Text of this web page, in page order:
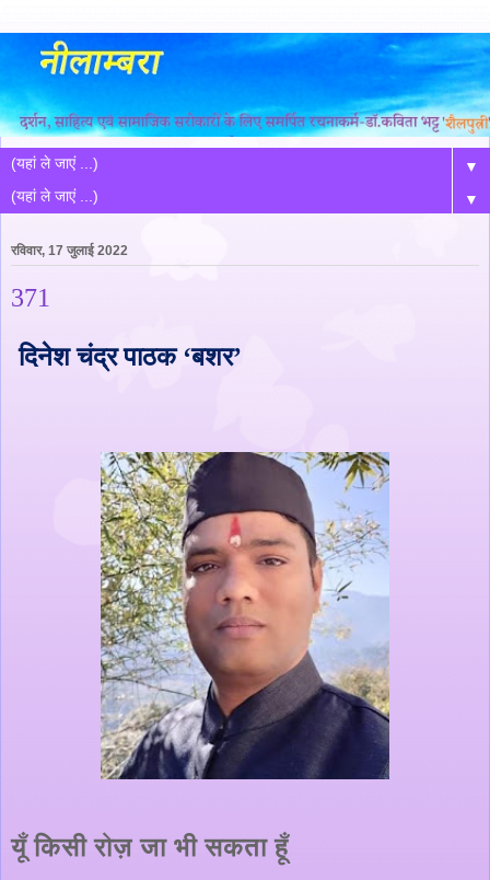
▼
▼
रविवार, 17 जुलाई 2022
371
दिनेश चंद्र पाठक ‘बशर’
यूँ किसी रोज़ जा भी सकता हूँ